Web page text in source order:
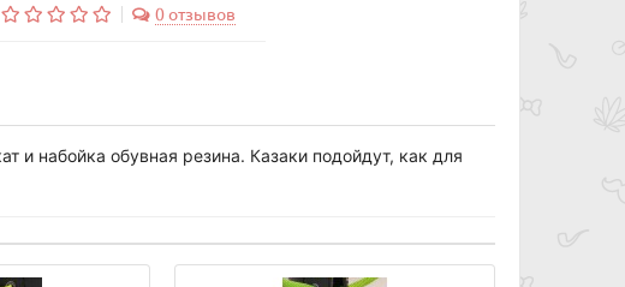
0 отзывов
и набойка обувная резина. Казаки подойдут, как для